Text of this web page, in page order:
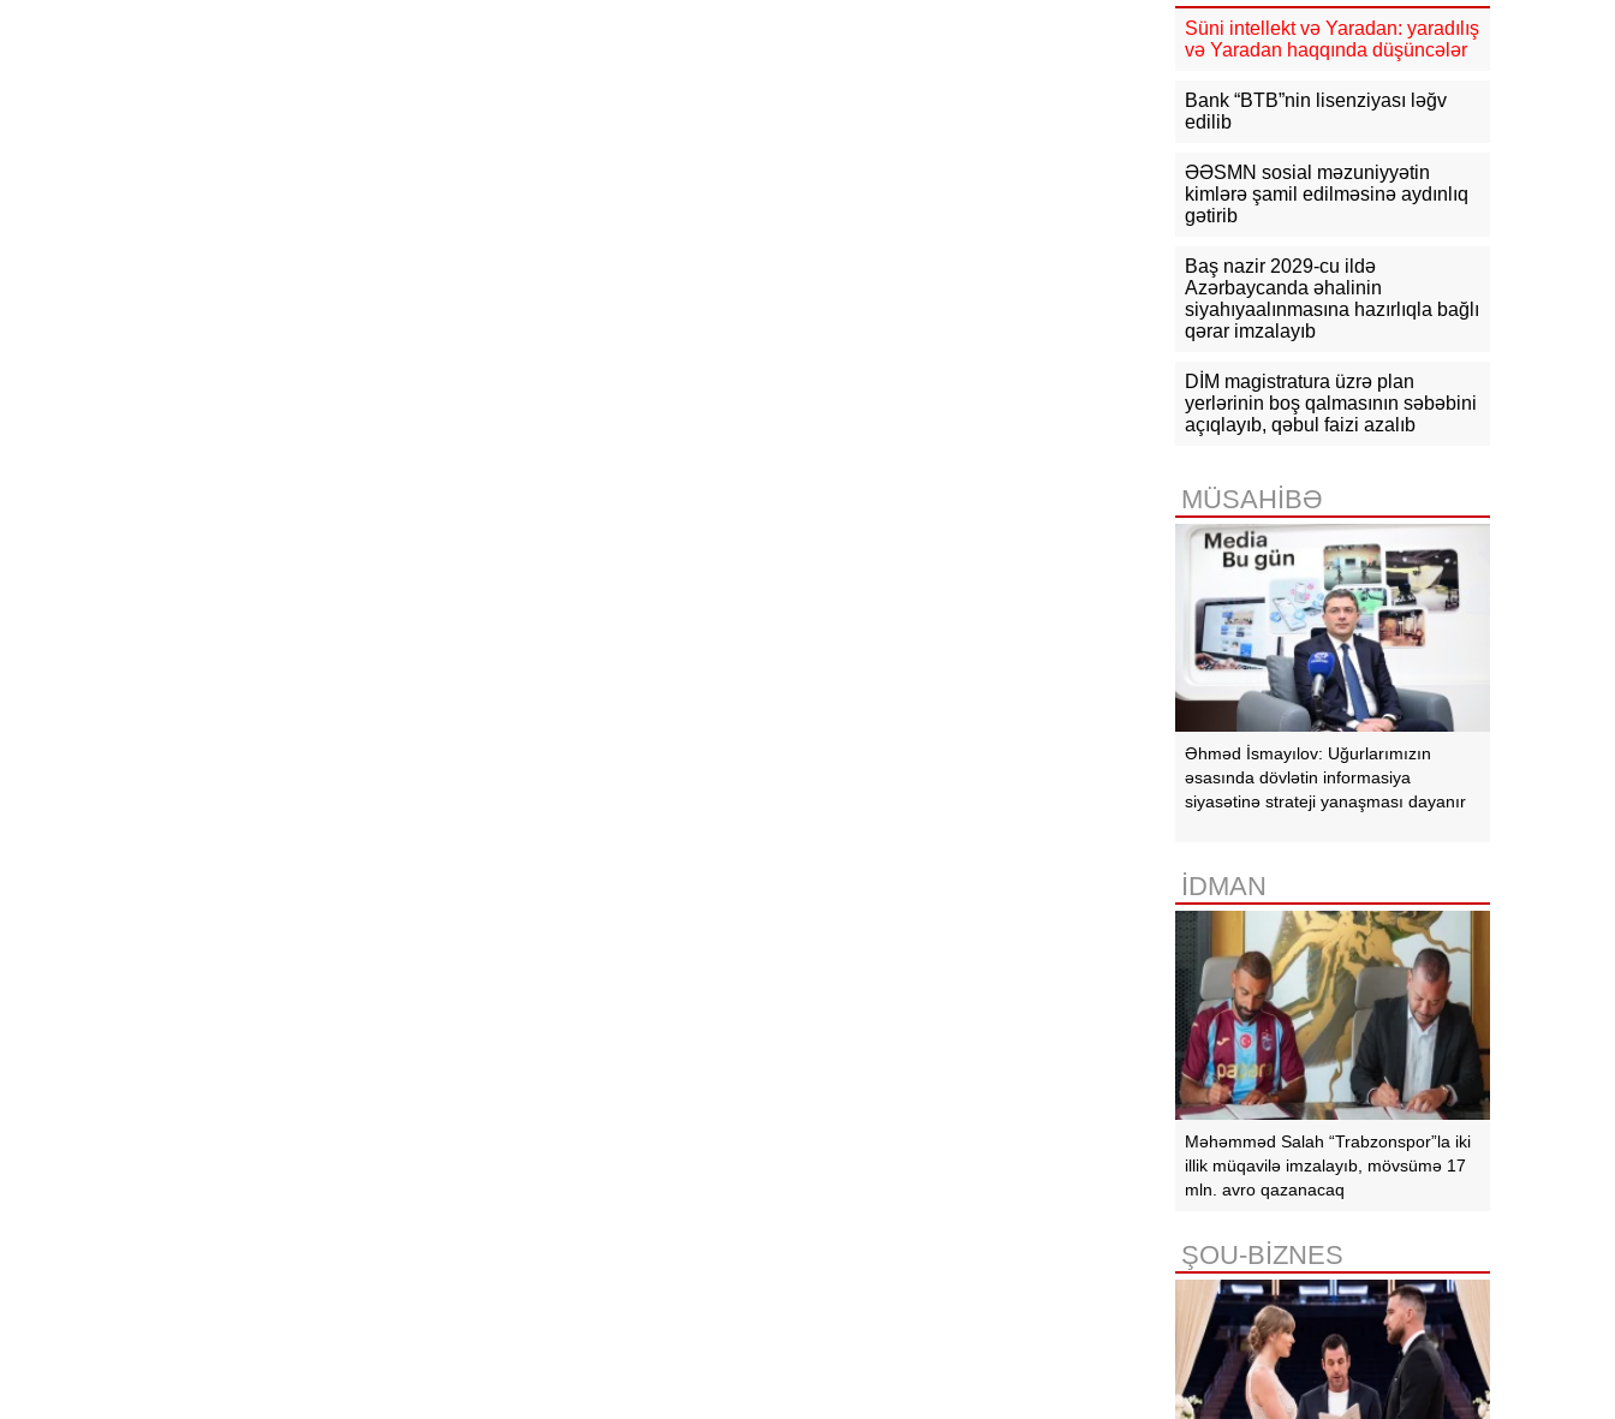
13:06 Media və Yayım Şurası
yaradılıb
12:48 Azərbaycanda şənbə günü 39
dərəcə isti olacaq
12:29 ARDNF Perunun “Inkia
Energy” şirkətinə investisiya edib
12:09
edilib
11:52 ABŞ rəsmisi: Vaşinqton
sammiti Bakı və İrəvanla əlaqələrin
Süni intellekt və Yaradan: yaradılış
və Yaradan haqqında düşüncələr
Bank “BTB”nin lisenziyası ləğv
edilib
ƏƏSMN sosial məzuniyyətin
kimlərə şamil edilməsinə aydınlıq
gətirib
Baş nazir 2029-cu ildə
Azərbaycanda əhalinin
siyahıyaalınmasına hazırlıqla bağlı
qərar imzalayıb
DİM magistratura üzrə plan
yerlərinin boş qalmasının səbəbini
açıqlayıb, qəbul faizi azalıb
MÜSAHİBƏ
Əhməd İsmayılov: Uğurlarımızın
əsasında dövlətin informasiya
siyasətinə strateji yanaşması dayanır
İDMAN
Məhəmməd Salah “Trabzonspor”la iki
illik müqavilə imzalayıb, mövsümə 17
mln. avro qazanacaq
ŞOU-BİZNES